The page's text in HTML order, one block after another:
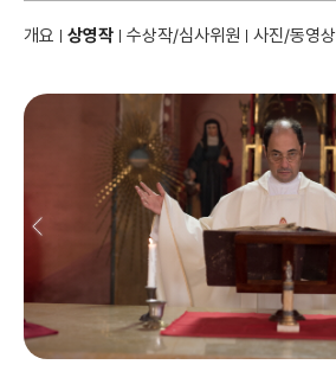
개요 상영작 수상작/심사위원 사진/동영상